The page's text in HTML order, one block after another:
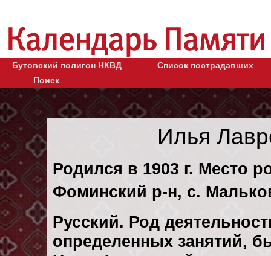
Бутовский полигон НКВД
Список пострадавших
Поиск
Илья
Родился в 1903 г. Место
Фоминский р-н, с.
Русский. Род
определенных занятий,